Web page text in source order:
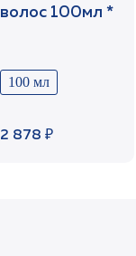
волос 100мл *
100 мл
2 878 ₽